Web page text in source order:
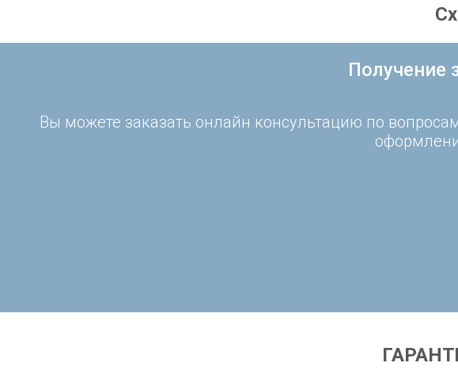
Получение
Вы можете заказать онлайн консультацию по